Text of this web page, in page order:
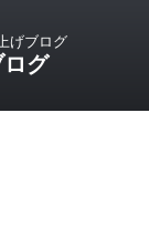
げブログ
グ